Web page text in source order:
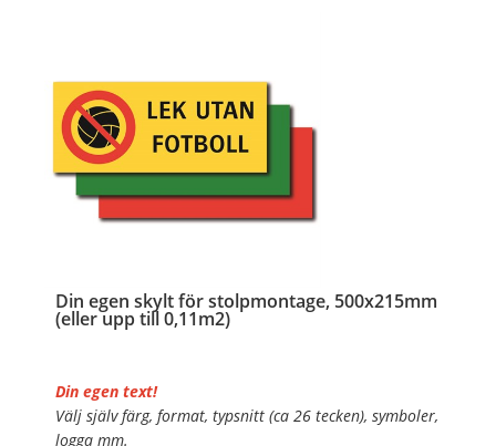
Din egen skylt för stolpmontage, 500x215mm
(eller upp till 0,11m2)
Din egen text!
Välj själv färg, format, typsnitt (ca 26 tecken), symboler,
logga mm.